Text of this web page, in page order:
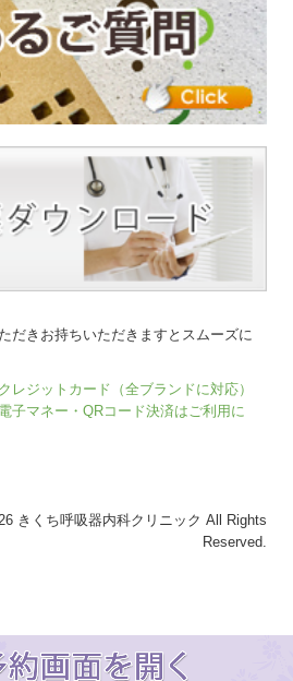
だきお持ちいただきますとスムーズに
レジットカード（全ブランドに対応）
子マネー・QRコード決済はご利用に
きくち呼吸器内科クリニック All Rights
Reserved.